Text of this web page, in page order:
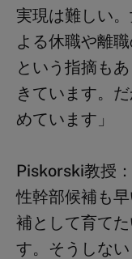
実現は難しい
よる休職や離
という指摘も
きています。
めています」
Piskorski教授：
性幹部候補も
補として育て
す。そうしな